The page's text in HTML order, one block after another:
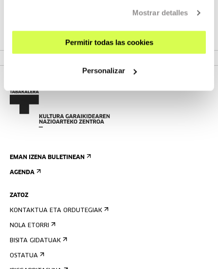
Mostrar detalles
Permitir todas las cookies
Personalizar
erabilita fabrikazio eta sorkuntza digitala lantzeko.
EMAN IZENA BULETINEAN
AGENDA
ZATOZ
KONTAKTUA ETA ORDUTEGIAK
NOLA ETORRI
BISITA GIDATUAK
OSTATUA